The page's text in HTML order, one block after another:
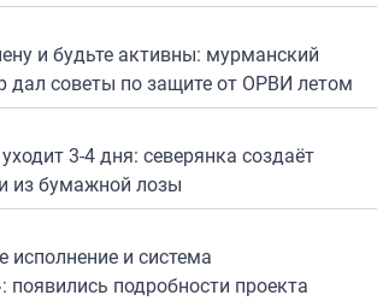
и будьте активны: мурманский
дал советы по защите от ОРВИ летом
3-4 дня: северянка создаёт
из бумажной лозы
исполнение и система
появились подробности проекта